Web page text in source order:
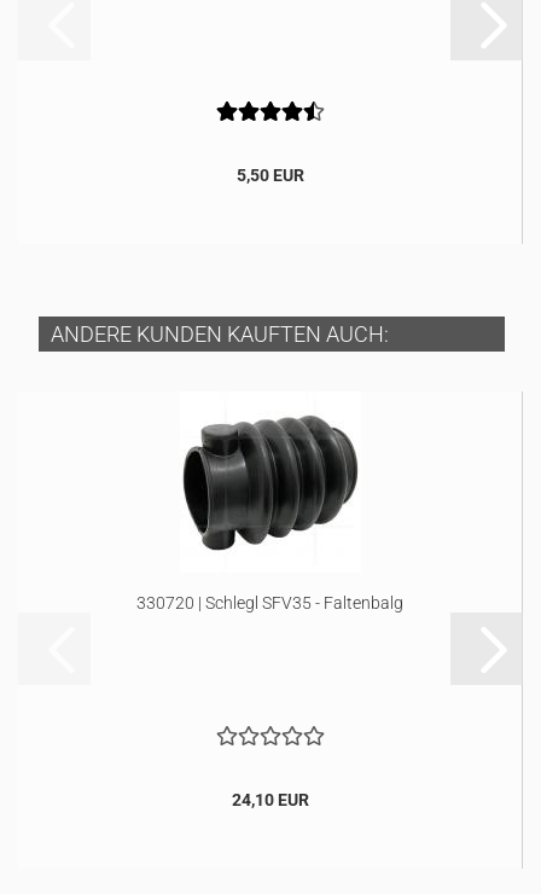
5,50 EUR
ANDERE KUNDEN KAUFTEN AUCH:
330720 | Schlegl SFV35 - Faltenbalg
24,10 EUR